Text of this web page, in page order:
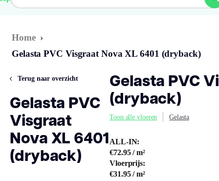
Home ›
Gelasta PVC Visgraat Nova XL 6401 (dryback)
Terug naar overzicht
Gelasta PVC
Visgraat
Nova XL 6401
(dryback)
Gelasta PVC
(dryback)
Toon alle vloeren Gelasta
ALL-IN:
€72.95 / m²
Vloerprijs:
€31.95/ m²